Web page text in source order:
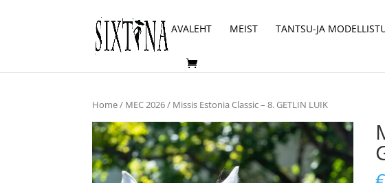
AVALEHT MEIST TANTSU-JA
Home/ MEC 2026/ Missis Estonia Classic – 8. GETLIN LUIK